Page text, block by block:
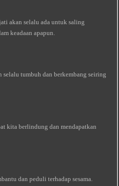
akan selalu ada untuk saling
keadaan apapun.
tumbuh dan berkembang seiring
kita berlindung dan mendapatkan
dan peduli terhadap sesama.